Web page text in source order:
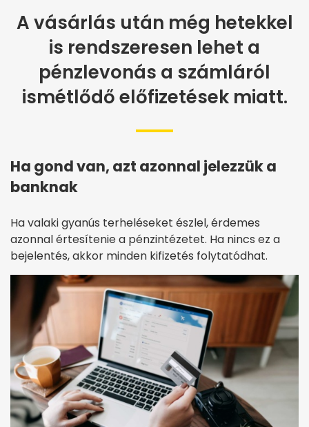
A vásárlás után még hetekkel
is rendszeresen lehet a
pénzlevonás a számláról
ismétlődő előfizetések miatt.
Ha gond van, azt azonnal jelezzük a
banknak
Ha valaki gyanús terheléseket észlel, érdemes
azonnal értesítenie a pénzintézetet. Ha nincs ez a
bejelentés, akkor minden kifizetés folytatódhat.